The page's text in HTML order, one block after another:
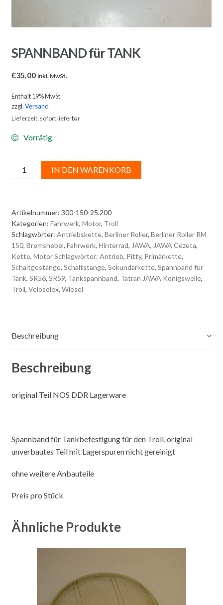
SPANNBAND für TANK
€35,00 inkl. MwSt.
Enthält 19% MwSt.
zzgl.Versand
Lieferzeit: sofort lieferbar
Vorrätig
SPANNBANDIN DEN WARENKORB
a
t
i
v
Artikelnummer: 300-150-25.200
Kategorien: Fahrwerk, Motor, Troll
Schlagwörter: Antriebskette, Berliner Roller, Berliner Roller RM
150, Bremshebel, Fahrwerk, Hinterrad, JAWA, JAWA Cezeta,
Kette, Motor Schlagwörter: Antrieb, Pitty, Primärkette,
Schaltgestänge, Schaltstange, Sekundärkette, Spannband für
Tank, SR56, SR59, Tankspannband, Tatran JAWA Königswelle,
Troll, Velosolex, Wiesel
Beschreibung
Beschreibung
original Teil NOS DDR Lagerware
Spannband für Tankbefestigung für den Troll, original
unverbautes Teil mit Lagerspuren nicht gereinigt
ohne weitere Anbauteile
Preis pro Stück
Ähnliche Produkte